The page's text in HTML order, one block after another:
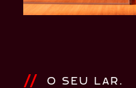
O SEU LAR.